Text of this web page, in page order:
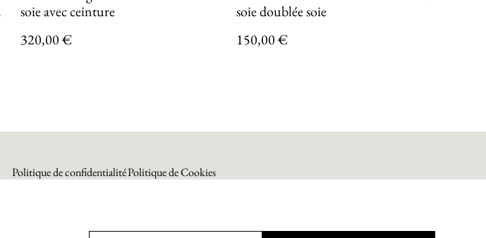
soie avec ceinture
320,00 €
soie doublée soie
150,00 €
Politique de confidentialitéPolitique de Cookies